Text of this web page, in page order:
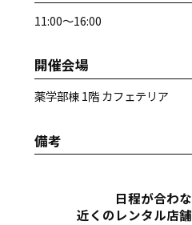
11:00～16:00
開催会場
薬学部棟 1階 カフェテリア
備考
日程が合わ
近くのレンタル店